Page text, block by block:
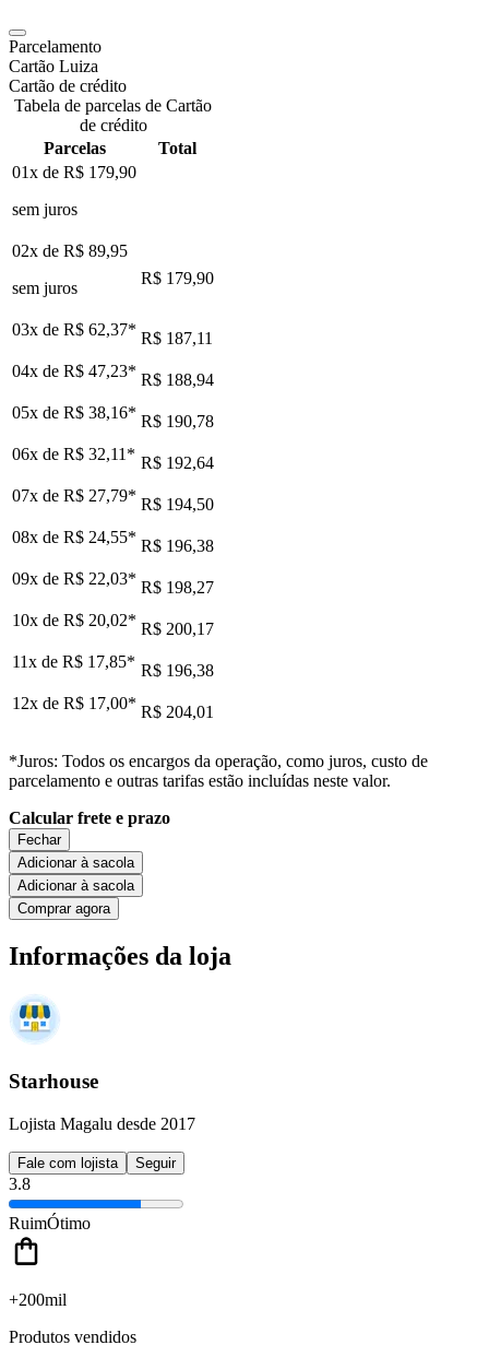
Parcelamento
Cartão Luiza
Cartão de crédito
Tabela de parcelas de Cartão
de crédito
Parcelas
Total
01x de R$ 179,90
sem juros
02x de R$ 89,95
sem juros
R$ 179,90
03x de R$ 62,37* R$ 187,11
04x de R$ 47,23* R$ 188,94
05x de R$ 38,16* R$ 190,78
06x de R$ 32,11 * R$ 192,64
07x de R$ 27,79* R$ 194,50
08x de R$ 24,55* R$ 196,38
09x de R$ 22,03* R$ 198,27
10x de R$ 20,02* R$ 200,17
11x de R$ 17,85* R$ 196,38
12x de R$ 17,00* R$ 204,01
*Juros: Todos os encargos da operação, como juros, custo de
parcelamento e outras tarifas estão incluídas neste valor.
Calcular frete e prazo
Fechar
Adicionar à sacola
Adicionar à sacola
Comprar agora
Informações da loja
Starhouse
Lojista Magalu desde 2017
Fale com lojista Seguir
3.8
RuimÓtimo
+200mil
Produtos vendidos